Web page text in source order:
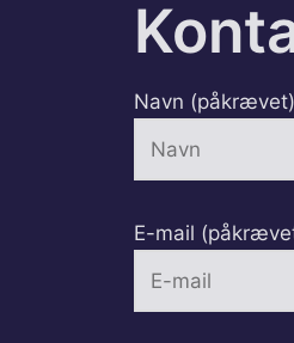
Navn (påkrævet)
E-mail